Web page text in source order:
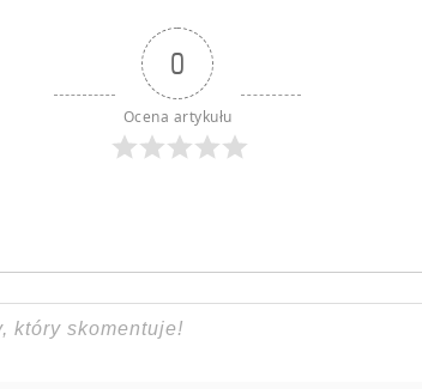
0
Ocena artykułu